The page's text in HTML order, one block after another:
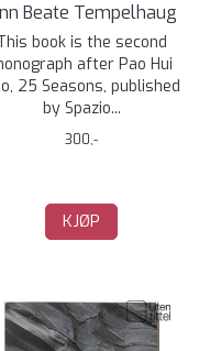
Beate Tempelhaug
book is the second
after Pao Hui
25 Seasons, published
by Spazio...
300,-
KJØP